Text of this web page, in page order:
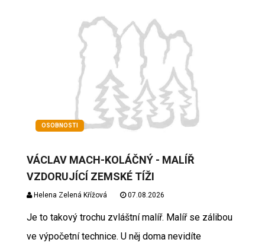
OSOBNOSTI
VÁCLAV MACH-KOLÁČNÝ - MALÍŘ
VZDORUJÍCÍ ZEMSKÉ TÍŽI
Helena Zelená Křížová 07.08.2026
Je to takový trochu zvláštní malíř. Malíř se zálibou
ve výpočetní technice. U něj doma nevidíte